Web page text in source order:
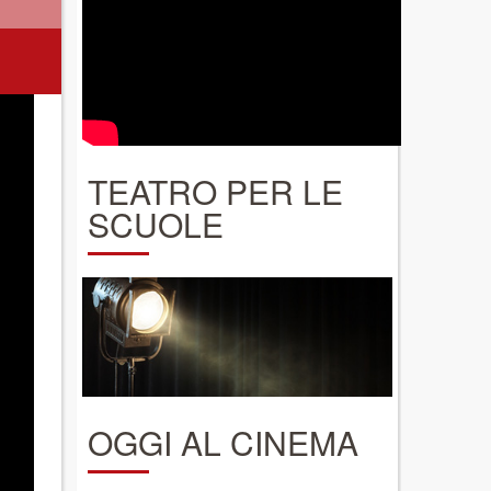
TEATRO PER LE
SCUOLE
OGGI AL CINEMA